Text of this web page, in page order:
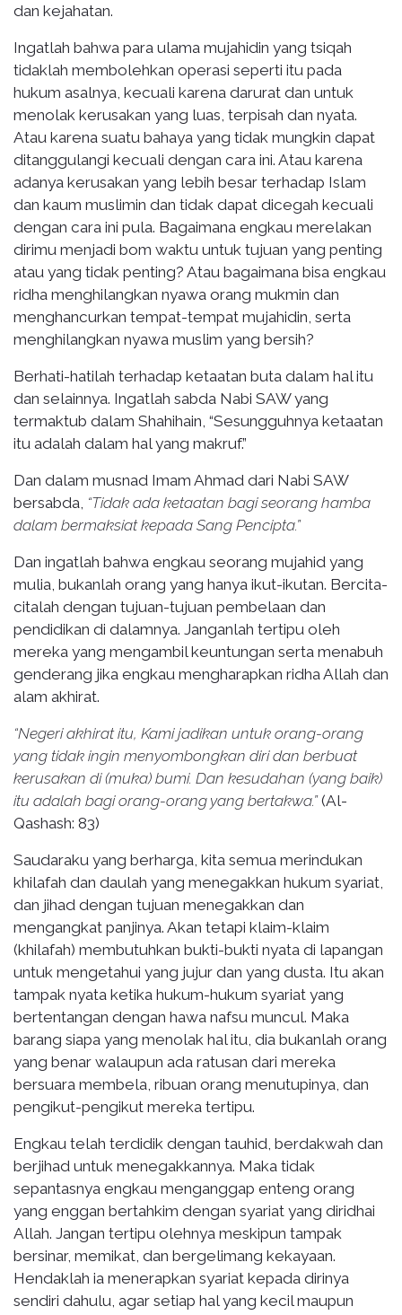
dan kejahatan.
Ingatlah bahwa para ulama mujahidin yang tsiqah
tidaklah membolehkan operasi seperti itu pada
hukum asalnya, kecuali karena darurat dan untuk
menolak kerusakan yang luas, terpisah dan nyata.
Atau karena suatu bahaya yang tidak mungkin dapat
ditanggulangi kecuali dengan cara ini. Atau karena
adanya kerusakan yang lebih besar terhadap Islam
dan kaum muslimin dan tidak dapat dicegah kecuali
dengan cara ini pula. Bagaimana engkau merelakan
dirimu menjadi bom waktu untuk tujuan yang penting
atau yang tidak penting? Atau bagaimana bisa engkau
ridha menghilangkan nyawa orang mukmin dan
menghancurkan tempat-tempat mujahidin, serta
menghilangkan nyawa muslim yang bersih?
Berhati-hatilah terhadap ketaatan buta dalam hal itu
dan selainnya. Ingatlah sabda Nabi SAW yang
termaktub dalam Shahihain, “Sesungguhnya ketaatan
itu adalah dalam hal yang makruf.”
Dan dalam musnad Imam Ahmad dari Nabi SAW
bersabda, “Tidak ada ketaatan bagi seorang hamba
dalam bermaksiat kepada Sang Pencipta.”
Dan ingatlah bahwa engkau seorang mujahid yang
mulia, bukanlah orang yang hanya ikut-ikutan. Bercita-
citalah dengan tujuan-tujuan pembelaan dan
pendidikan di dalamnya. Janganlah tertipu oleh
mereka yang mengambil keuntungan serta menabuh
genderang jika engkau mengharapkan ridha Allah dan
alam akhirat.
“Negeri akhirat itu, Kami jadikan untuk orang-orang
yang tidak ingin menyombongkan diri dan berbuat
kerusakan di (muka) bumi. Dan kesudahan (yang baik)
itu adalah bagi orang-orang yang bertakwa.”(Al-
Qashash: 83)
Saudaraku yang berharga, kita semua merindukan
khilafah dan daulah yang menegakkan hukum syariat,
dan jihad dengan tujuan menegakkan dan
mengangkat panjinya. Akan tetapi klaim-klaim
(khilafah) membutuhkan bukti-bukti nyata di lapangan
untuk mengetahui yang jujur dan yang dusta. Itu akan
tampak nyata ketika hukum-hukum syariat yang
bertentangan dengan hawa nafsu muncul. Maka
barang siapa yang menolak hal itu, dia bukanlah orang
yang benar walaupun ada ratusan dari mereka
bersuara membela, ribuan orang menutupinya, dan
pengikut-pengikut mereka tertipu.
Engkau telah terdidik dengan tauhid, berdakwah dan
berjihad untuk menegakkannya. Maka tidak
sepantasnya engkau menganggap enteng orang
yang enggan bertahkim dengan syariat yang diridhai
Allah. Jangan tertipu olehnya meskipun tampak
bersinar, memikat, dan bergelimang kekayaan.
Hendaklah ia menerapkan syariat kepada dirinya
sendiri dahulu, agar setiap hal yang kecil maupun